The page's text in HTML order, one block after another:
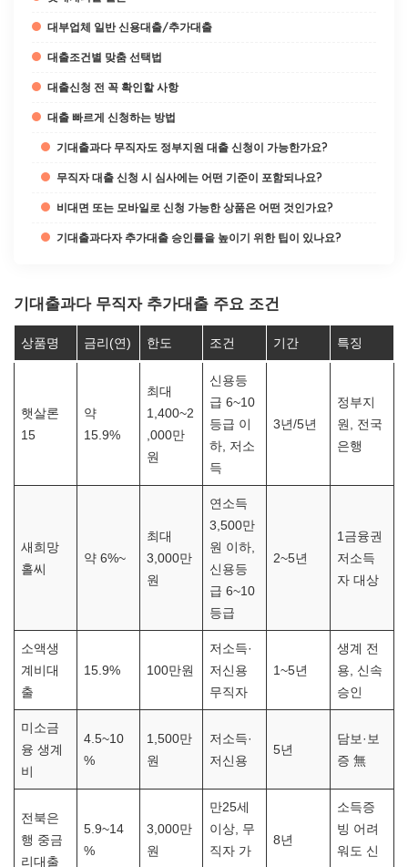
대부업체 일반 신용대출/추가대출
대출조건별 맞춤 선택법
대출신청 전 꼭 확인할 사항
대출 빠르게 신청하는 방법
기대출과다 무직자도 정부지원 대출 신청이 가능한가요?
무직자 대출 신청 시 심사에는 어떤 기준이 포함되나요?
비대면 또는 모바일로 신청 가능한 상품은 어떤 것인가요?
기대출과다자 추가대출 승인률을 높이기 위한 팁이 있나요?
기대출과다 무직자 추가대출 주요 조건
상품명 금리(연) 한도 조건 기간 특징
햇살론
15
약
15.9%
최대
1,400~2
,000만
원
신용등
급 6~10
등급 이
하, 저소
득
3년/5년
정부지
원, 전국
은행
새희망
홀씨
약 6%~
최대
3,000만
원
연소득
3,500만
원 이하,
신용등
급 6~10
등급
2~5년
1금융권
저소득
자 대상
소액생
계비대
출
15.9% 100만원
저소득·
저신용
무직자
1~5년
생계 전
용, 신속
승인
미소금
융 생계
비
4.5~10
%
1,500만
원
저소득·
저신용
5년
담보·보
증 無
전북은
행 중금
리대출
5.9~14
%
3,000만
원
만25세
이상, 무
직자 가
8년
소득증
빙 어려
워도 신